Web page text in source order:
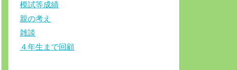
模試等成績
親の考え
雑談
４年生まで回顧